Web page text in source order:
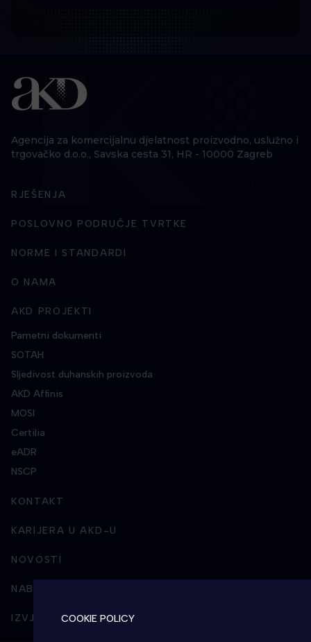
Agencija za komercijalnu djelatnost proizvodno, uslužno i
trgovačko d.o.o., Savska cesta 31, HR - 10000 Zagreb
RJEŠENJA
POSLOVNO PODRUČJE TVRTKE
NORME I STANDARDI
O NAMA
AKD PROJEKTI
Pametni dokumenti
SOTAH
Sljedivost duhanskih proizvoda
AKD Affinis
MOSI
Certilia
eADR
NSCP
KONTAKT
KARIJERA U AKD-U
NOVOSTI
NABAVA
IZVJEŠTAVANJE I POSLOVNI INTEGRITET
COOKIE POLICY